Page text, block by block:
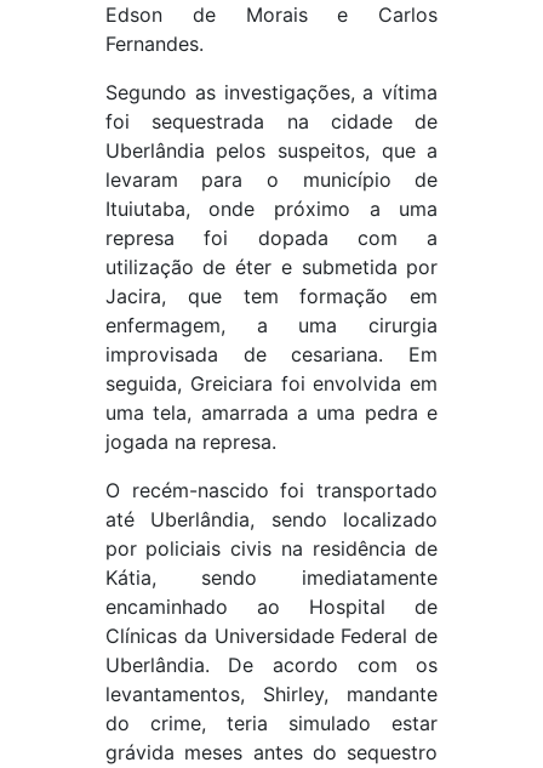
Edson de Morais e Carlos
Fernandes.
Segundo as investigações, a vítima
foi sequestrada na cidade de
Uberlândia pelos suspeitos, que a
levaram para o município de
Ituiutaba, onde próximo a uma
represa foi dopada com a
utilização de éter e submetida por
Jacira, que tem formação em
enfermagem, a uma cirurgia
improvisada de cesariana. Em
seguida, Greiciara foi envolvida em
uma tela, amarrada a uma pedra e
jogada na represa.
O recém-nascido foi transportado
até Uberlândia, sendo localizado
por policiais civis na residência de
Kátia, sendo imediatamente
encaminhado ao Hospital de
Clínicas da Universidade Federal de
Uberlândia. De acordo com os
levantamentos, Shirley, mandante
do crime, teria simulado estar
grávida meses antes do sequestro